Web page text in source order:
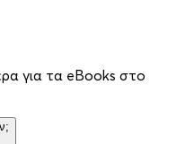
για τα eBooks στο